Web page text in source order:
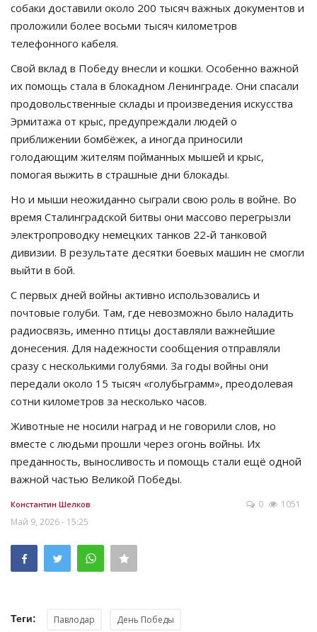
собаки доставили около 200 тысяч важных документов и
проложили более восьми тысяч километров
телефонного кабеля.
Свой вклад в Победу внесли и кошки. Особенно важной
их помощь стала в блокадном Ленинграде. Они спасали
продовольственные склады и произведения искусства
Эрмитажа от крыс, предупреждали людей о
приближении бомбёжек, а иногда приносили
голодающим жителям пойманных мышей и крыс,
помогая выжить в страшные дни блокады.
Но и мыши неожиданно сыграли свою роль в войне. Во
время Сталинградской битвы они массово перегрызли
электропроводку немецких танков 22-й танковой
дивизии. В результате десятки боевых машин не смогли
выйти в бой.
С первых дней войны активно использовались и
почтовые голуби. Там, где невозможно было наладить
радиосвязь, именно птицы доставляли важнейшие
донесения. Для надежности сообщения отправляли
сразу с несколькими голубями. За годы войны они
передали около 15 тысяч «голубьграмм», преодолевая
сотни километров за несколько часов.
Животные не носили наград и не говорили слов, но
вместе с людьми прошли через огонь войны. Их
преданность, выносливость и помощь стали ещё одной
важной частью Великой Победы.
Константин Шелков
Май 9, 2026 - 15:25
0 1051
Теги: Павлодар День Победы